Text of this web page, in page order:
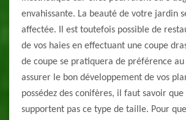
envahissante. La beauté de votre jardin
affectée. Il est toutefois possible de
de vos haies en effectuant une coupe
de coupe se pratiquera de préférence
assurer le bon développement de vos
possédez des conifères, il faut savoir
supportent pas ce type de taille. Pour